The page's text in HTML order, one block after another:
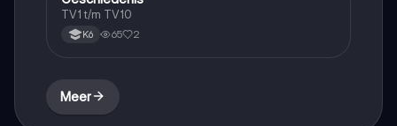
TV1 t/m TV10
K6 65 2
Meer